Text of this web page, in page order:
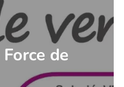
de